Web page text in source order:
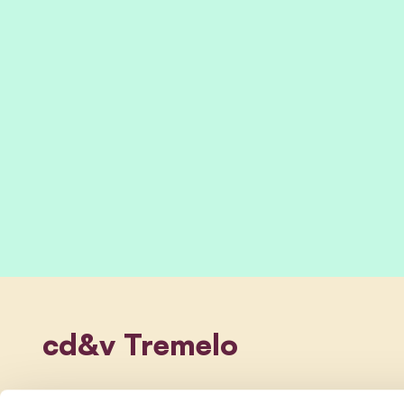
cd&v Tremelo